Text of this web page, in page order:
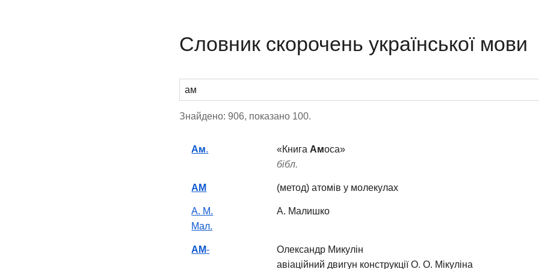
Словник скорочень української мови
Знайдено: 906, показано 100.
Ам. «Книга Амоса»
бібл.
АМ (метод) атомів у молекулах
А. М.
Мал.
А. Малишко
АМ-
Олександр Микулін
авіаційний двигун конструкції О. О. Мікуліна